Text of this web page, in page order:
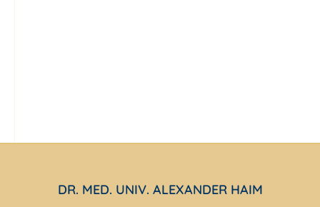
DR. MED. UNIV. ALEXANDER HAIM